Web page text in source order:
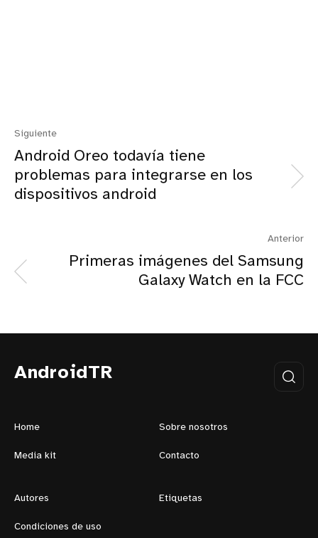
Siguiente
Android Oreo todavía tiene
problemas para integrarse en los
dispositivos android
Anterior
Primeras imágenes del Samsung
Galaxy Watch en la FCC
AndroidTR
Home Sobre nosotros
Media kit Contacto
Autores Etiquetas
Condiciones de uso